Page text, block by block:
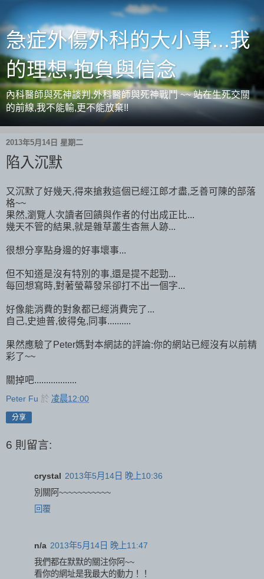
急症外傷外科的大小事...我
的理想,抱負與信念
內科醫師與死神談判,外科醫師與死神戰鬥 ~~ 站在生死交關
的前線,我不能輸,更不能放棄!!
2013年5月14日 星期二
陷入沉默
又沉默了好幾天,得來搶救這個已經江郎才盡,乏善可陳的部落
格~~
果然,瀏覽人次讀者回饋與作者的付出成正比...
幾天不管的結果,就是雜草叢生杳無人跡...
很想分享點身邊的好事壞事...
但不知道是沒有特別的事,還是提不起勁...
每回想寫時,對著螢幕發呆卻打不出一個字...
好像能消費的對象都已經消費完了...
自己,史迪普,彼得兔,同事..........
果然應驗了Peter媽對本網誌的評論:你的網站已經沒有以前精
彩了~~
關掉吧..................
Peter Fu 於 凌晨12:00
分享
6 則留言:
crystal 2013年5月14日 晚上10:36
別關阿~~~~~~~~~~~
回覆
n/a 2013年5月14日 晚上11:47
我們都在默默的關注你阿~~
看你的網址是我最大的動力！！